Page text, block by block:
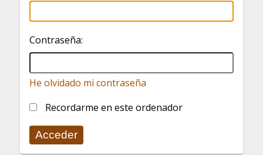
Contraseña:
He olvidado mi contraseña
Recordarme en este ordenador